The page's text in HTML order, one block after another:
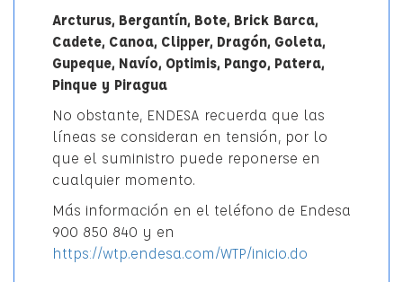
Arcturus, Bergantín, Bote, Brick Barca,
Cadete, Canoa, Clipper, Dragón, Goleta,
Gupeque, Navío, Optimis, Pango, Patera,
Pinque y Piragua
No obstante, ENDESA recuerda que las
líneas se consideran en tensión, por lo
que el suministro puede reponerse en
cualquier momento.
Más información en el teléfono de Endesa
900 850 840 y en
https://wtp.endesa.com/WTP/inicio.do